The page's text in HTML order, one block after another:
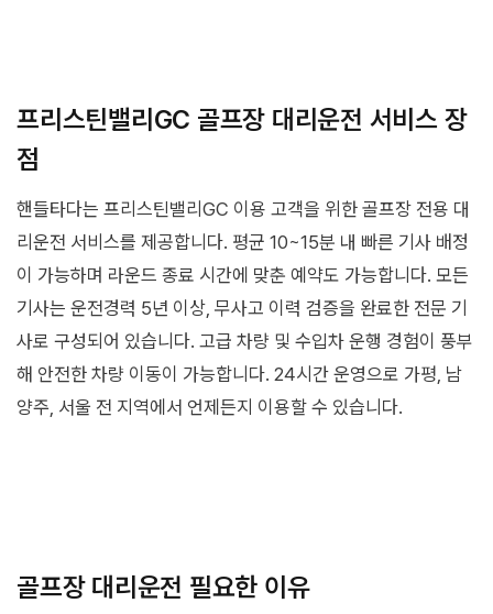
프리스틴밸리GC 골프장 대리운전 서비스 장
점
핸들타다는 프리스틴밸리GC 이용 고객을 위한 골프장 전용 대
리운전 서비스를 제공합니다. 평균 10~15분 내 빠른 기사 배정
이 가능하며 라운드 종료 시간에 맞춘 예약도 가능합니다. 모든
기사는 운전경력 5년 이상, 무사고 이력 검증을 완료한 전문 기
사로 구성되어 있습니다. 고급 차량 및 수입차 운행 경험이 풍부
해 안전한 차량 이동이 가능합니다. 24시간 운영으로 가평, 남
양주, 서울 전 지역에서 언제든지 이용할 수 있습니다.
골프장 대리운전 필요한 이유